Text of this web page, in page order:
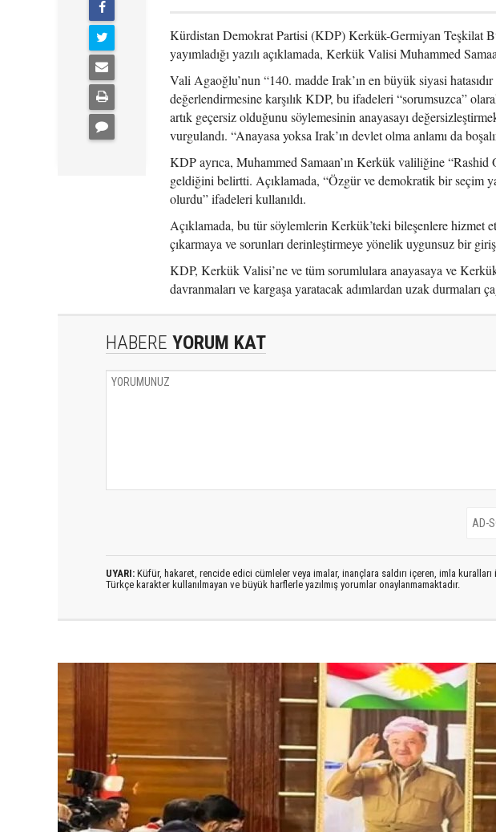
Kürdistan Demokrat Partisi (KDP) Kerkük-Germiyan Teşkilat
yayımladığı yazılı açıklamada, Kerkük Valisi Muhammed
Vali Agaoğlu’nun “140. madde Irak’ın en büyük siyasi
değerlendirmesine karşılık KDP, bu ifadeleri “sorumsuzca”
artık geçersiz olduğunu söylemesinin anayasayı
vurgulandı. “Anayasa yoksa Irak’ın devlet olma anlamı da
KDP ayrıca, Muhammed Samaan’ın Kerkük valiliğine “Rashid
geldiğini belirtti. Açıklamada, “Özgür ve demokratik bir seçim
olurdu” ifadeleri kullanıldı.
Açıklamada, bu tür söylemlerin Kerkük’teki bileşenlere hizmet
çıkarmaya ve sorunları derinleştirmeye yönelik uygunsuz bir
KDP, Kerkük Valisi’ne ve tüm sorumlulara anayasaya ve Kerkük
davranmaları ve kargaşa yaratacak adımlardan uzak durmaları
HABERE YORUM KAT
UYARI: Küfür, hakaret, rencide edici cümleler veya imalar, inançlara saldırı içeren, imla kuralları
Türkçe karakter kullanılmayan ve büyük harflerle yazılmış yorumlar onaylanmamaktadır.